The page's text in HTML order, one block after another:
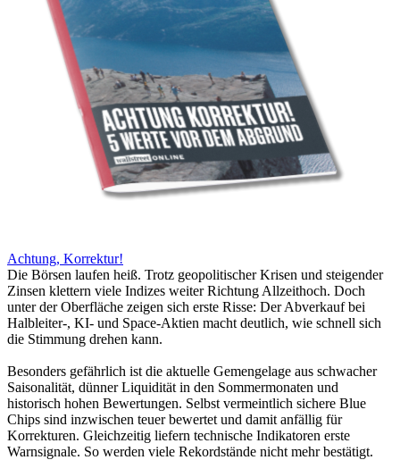
Achtung, Korrektur!
Die Börsen laufen heiß. Trotz geopolitischer Krisen und steigender
Zinsen klettern viele Indizes weiter Richtung Allzeithoch. Doch
unter der Oberfläche zeigen sich erste Risse: Der Abverkauf bei
Halbleiter-, KI- und Space-Aktien macht deutlich, wie schnell sich
die Stimmung drehen kann.
Besonders gefährlich ist die aktuelle Gemengelage aus schwacher
Saisonalität, dünner Liquidität in den Sommermonaten und
historisch hohen Bewertungen. Selbst vermeintlich sichere Blue
Chips sind inzwischen teuer bewertet und damit anfällig für
Korrekturen. Gleichzeitig liefern technische Indikatoren erste
Warnsignale. So werden viele Rekordstände nicht mehr bestätigt.